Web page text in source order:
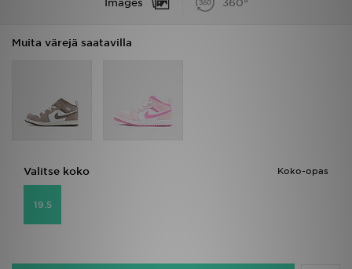
Images 360°
Muita värejä saatavilla
Koko-opas
Valitse koko
19.5
Asiakaspalvelu ja tietoa